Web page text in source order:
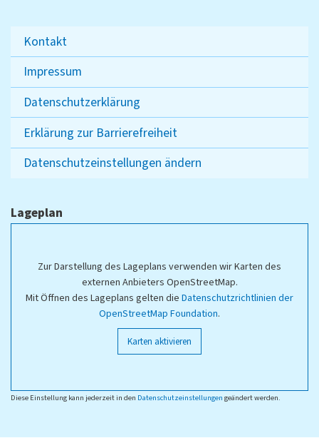
Kontakt
Impressum
Datenschutzerklärung
Erklärung zur Barrierefreiheit
Datenschutzeinstellungen ändern
Lageplan
Zur Darstellung des Lageplans verwenden wir Karten des
externen Anbieters OpenStreetMap.
Mit Öffnen des Lageplans gelten die Datenschutzrichtlinien der
OpenStreetMap Foundation.
Karten aktivieren
Diese Einstellung kann jederzeit in den Datenschutzeinstellungen geändert werden.